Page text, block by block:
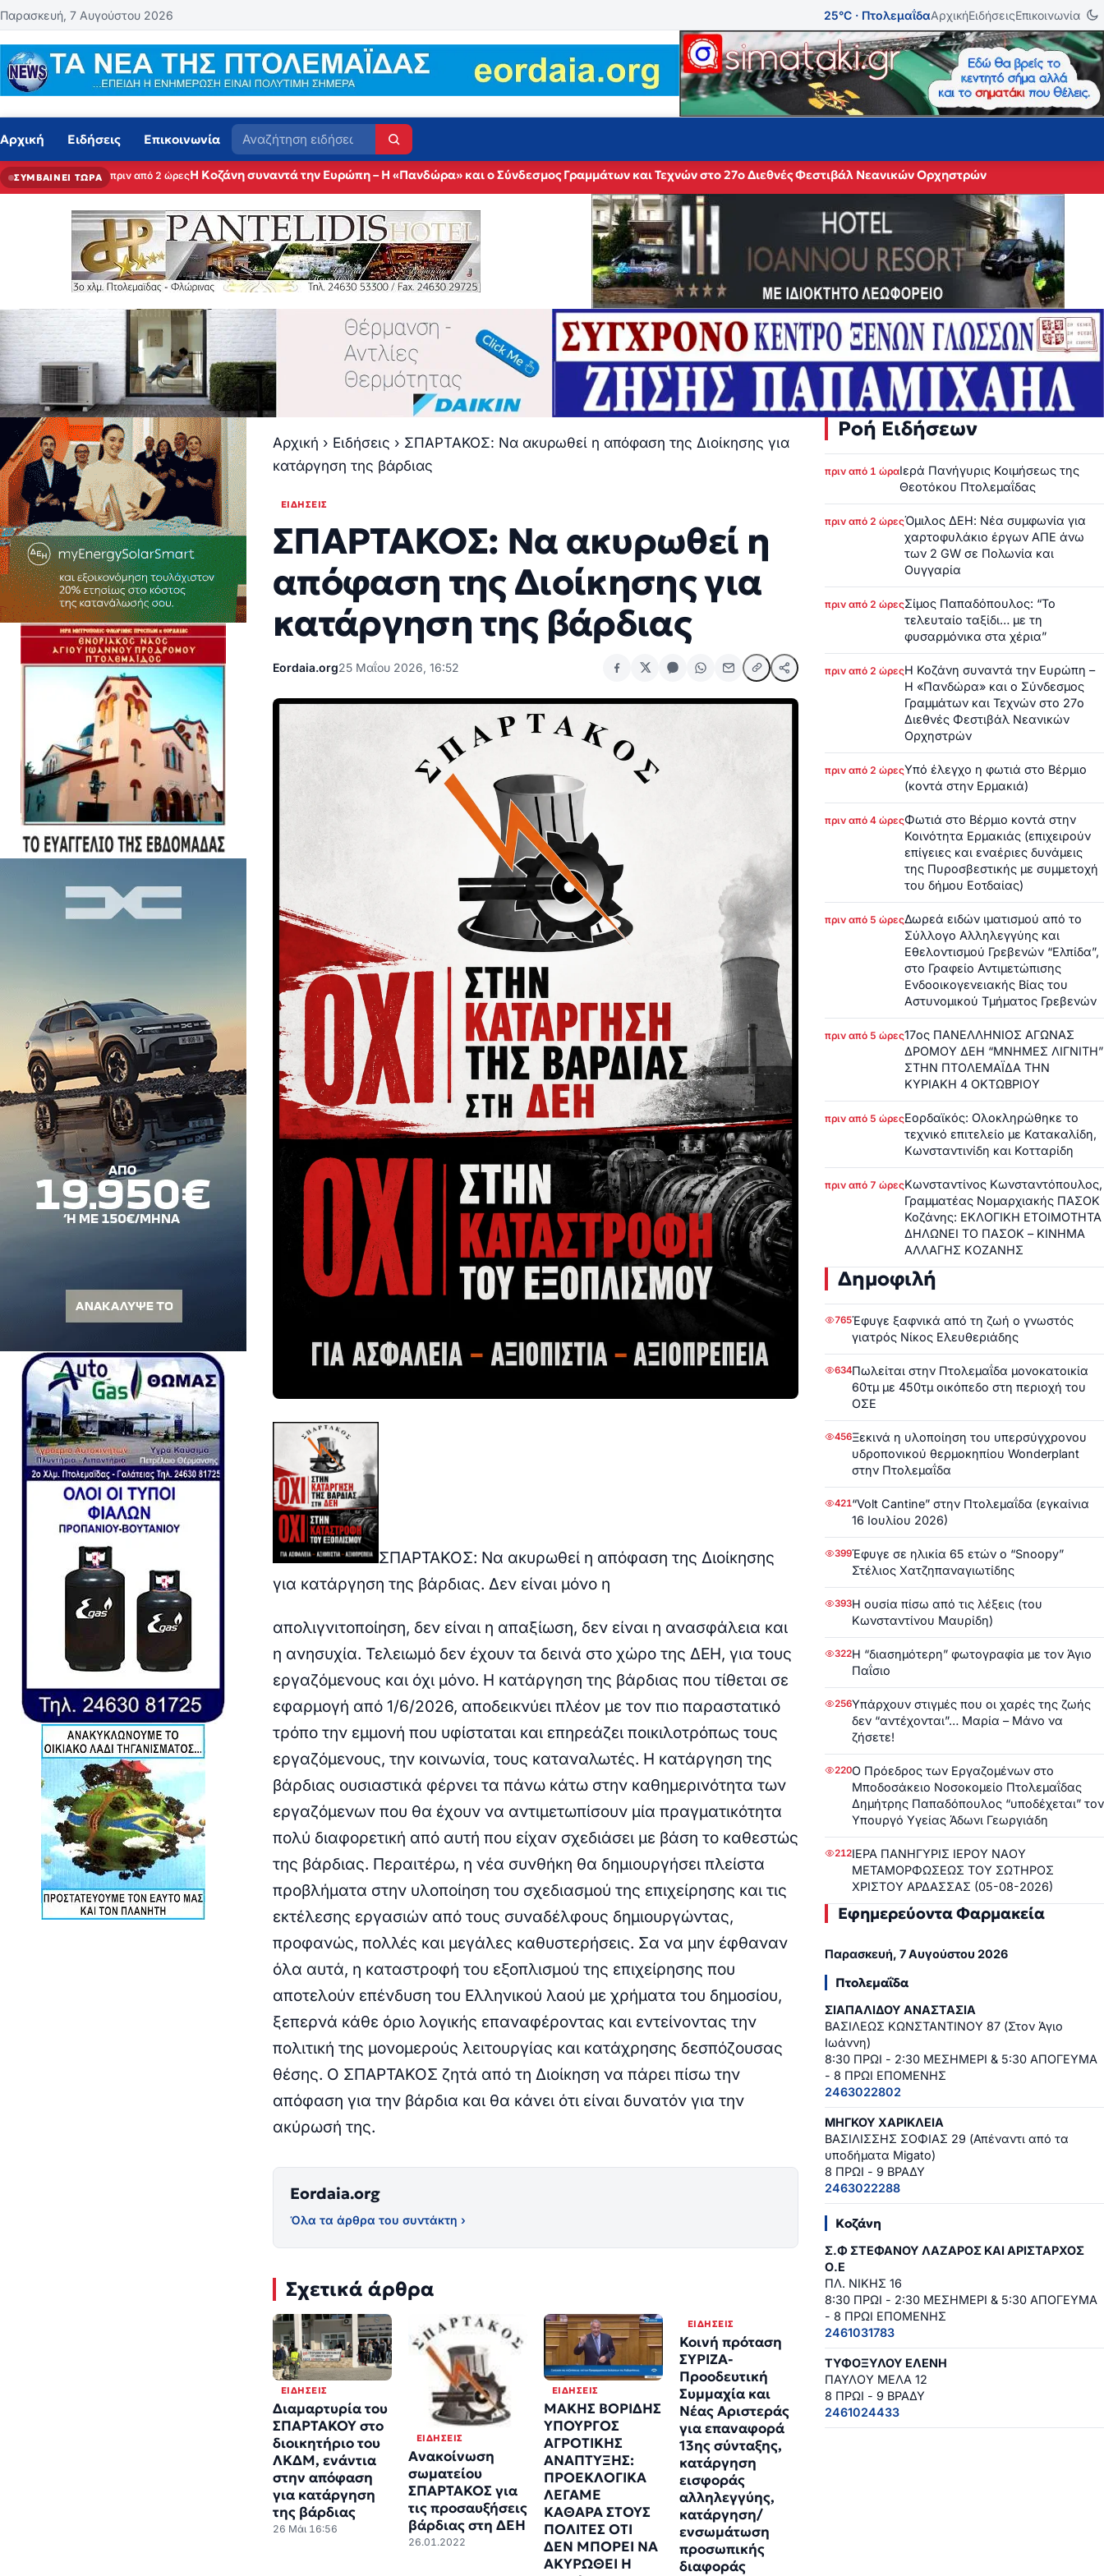
Μετάβαση στο περιεχόμενο
Παρασκευή, 7 Αυγούστου 2026 25°C · ΠτολεμαΐδαΑρχικήΕιδήσειςΕπικοινωνία
Αρχική Ειδήσεις Επικοινωνία Αναζήτηση
ΣΥΜΒΑΙΝΕΙ ΤΩΡΑ πριν από 2 ώρεςΗ Κοζάνη συναντά την Ευρώπη – Η «Πανδώρα» και ο Σύνδεσμος Γραμμάτων και Τεχνών στο 27ο Διεθνές Φεστιβάλ Νεανικών Ορχηστρών
Αρχική › Ειδήσεις › ΣΠΑΡΤΑΚΟΣ: Να ακυρωθεί η απόφαση της Διοίκησης για
κατάργηση της βάρδιας
ΕΙΔΉΣΕΙΣ
ΣΠΑΡΤΑΚΟΣ: Να ακυρωθεί η
απόφαση της Διοίκησης για
κατάργηση της βάρδιας
Eordaia.org25 Μαΐου 2026, 16:52
ΣΠΑΡΤΑΚΟΣ: Να ακυρωθεί η απόφαση της Διοίκησης
για κατάργηση της βάρδιας. Δεν είναι μόνο η
απολιγνιτοποίηση, δεν είναι η απαξίωση, δεν είναι η ανασφάλεια και
η ανησυχία. Τελειωμό δεν έχουν τα δεινά στο χώρο της ΔΕΗ, για τους
εργαζόμενους και όχι μόνο. Η κατάργηση της βάρδιας που τίθεται σε
εφαρμογή από 1/6/2026, αποδεικνύει πλέον με τον πιο παραστατικό
τρόπο την εμμονή που υφίσταται και επηρεάζει ποικιλοτρόπως τους
εργαζόμενους, την κοινωνία, τους καταναλωτές. Η κατάργηση της
βάρδιας ουσιαστικά φέρνει τα πάνω κάτω στην καθημερινότητα των
εργαζόμενων που θα έχουν να αντιμετωπίσουν μία πραγματικότητα
πολύ διαφορετική από αυτή που είχαν σχεδιάσει με βάση το καθεστώς
της βάρδιας. Περαιτέρω, η νέα συνθήκη θα δημιουργήσει πλείστα
προβλήματα στην υλοποίηση του σχεδιασμού της επιχείρησης και τις
εκτέλεσης εργασιών από τους συναδέλφους δημιουργώντας,
προφανώς, πολλές και μεγάλες καθυστερήσεις. Σα να μην έφθαναν
όλα αυτά, η καταστροφή του εξοπλισμού της επιχείρησης που
αποτελούν επένδυση του Ελληνικού λαού με χρήματα του δημοσίου,
ξεπερνά κάθε όριο λογικής επαναφέροντας και εντείνοντας την
πολιτική της μονομερούς λειτουργίας και κατάχρησης δεσπόζουσας
θέσης. Ο ΣΠΑΡΤΑΚΟΣ ζητά από τη Διοίκηση να πάρει πίσω την
απόφαση για την βάρδια και θα κάνει ότι είναι δυνατόν για την
ακύρωσή της.
Eordaia.org
Όλα τα άρθρα του συντάκτη ›
Σχετικά άρθρα
ΕΙΔΉΣΕΙΣ
Διαμαρτυρία του
ΣΠΑΡΤΑΚΟΥ στο
διοικητήριο του
ΛΚΔΜ, ενάντια
στην απόφαση
για κατάργηση
της βάρδιας
26 Μάι 16:56
ΕΙΔΉΣΕΙΣ
Ανακοίνωση
σωματείου
ΣΠΑΡΤΑΚΟΣ για
τις προσαυξήσεις
βάρδιας στη ΔΕΗ
26.01.2022
ΕΙΔΉΣΕΙΣ
ΜΑΚΗΣ ΒΟΡΙΔΗΣ
ΥΠΟΥΡΓΟΣ
ΑΓΡΟΤΙΚΗΣ
ΑΝΑΠΤΥΞΗΣ:
ΠΡΟΕΚΛΟΓΙΚΑ
ΛΕΓΑΜΕ
ΚΑΘΑΡΑ ΣΤΟΥΣ
ΠΟΛΙΤΕΣ ΟΤΙ
ΔΕΝ ΜΠΟΡΕΙ ΝΑ
ΑΚΥΡΩΘΕΙ Η
ΕΙΔΉΣΕΙΣ
Κοινή πρόταση
ΣΥΡΙΖΑ-
Προοδευτική
Συμμαχία και
Νέας Αριστεράς
για επαναφορά
13ης σύνταξης,
κατάργηση
εισφοράς
αλληλεγγύης,
κατάργηση/
ενσωμάτωση
προσωπικής
διαφοράς
Ροή Ειδήσεων
πριν από 1 ώραΙερά Πανήγυρις Κοιμήσεως της
Θεοτόκου Πτολεμαΐδας
πριν από 2 ώρεςΌμιλος ΔΕΗ: Νέα συμφωνία για
χαρτοφυλάκιο έργων ΑΠΕ άνω
των 2 GW σε Πολωνία και
Ουγγαρία
πριν από 2 ώρεςΣίμος Παπαδόπουλος: “Το
τελευταίο ταξίδι… με τη
φυσαρμόνικα στα χέρια”
πριν από 2 ώρεςΗ Κοζάνη συναντά την Ευρώπη –
Η «Πανδώρα» και ο Σύνδεσμος
Γραμμάτων και Τεχνών στο 27ο
Διεθνές Φεστιβάλ Νεανικών
Ορχηστρών
πριν από 2 ώρεςΥπό έλεγχο η φωτιά στο Βέρμιο
(κοντά στην Ερμακιά)
πριν από 4 ώρεςΦωτιά στο Βέρμιο κοντά στην
Κοινότητα Ερμακιάς (επιχειρούν
επίγειες και εναέριες δυνάμεις
της Πυροσβεστικής με συμμετοχή
του δήμου Εοτδαίας)
πριν από 5 ώρεςΔωρεά ειδών ιματισμού από το
Σύλλογο Αλληλεγγύης και
Εθελοντισμού Γρεβενών “Ελπίδα”,
στο Γραφείο Αντιμετώπισης
Ενδοοικογενειακής Βίας του
Αστυνομικού Τμήματος Γρεβενών
πριν από 5 ώρες17ος ΠΑΝΕΛΛΗΝΙΟΣ ΑΓΩΝΑΣ
ΔΡΟΜΟΥ ΔΕΗ “ΜΝΗΜΕΣ ΛΙΓΝΙΤΗ”
ΣΤΗΝ ΠΤΟΛΕΜΑΪΔΑ ΤΗΝ
ΚΥΡΙΑΚΗ 4 ΟΚΤΩΒΡΙΟΥ
πριν από 5 ώρεςΕορδαϊκός: Ολοκληρώθηκε το
τεχνικό επιτελείο με Κατακαλίδη,
Κωνσταντινίδη και Κοτταρίδη
πριν από 7 ώρεςΚωνσταντίνος Κωνσταντόπουλος,
Γραμματέας Νομαρχιακής ΠΑΣΟΚ
Κοζάνης: ΕΚΛΟΓΙΚΗ ΕΤΟΙΜΟΤΗΤΑ
ΔΗΛΩΝΕΙ ΤΟ ΠΑΣΟΚ – ΚΙΝΗΜΑ
ΑΛΛΑΓΗΣ ΚΟΖΑΝΗΣ
Δημοφιλή
765Έφυγε ξαφνικά από τη ζωή ο γνωστός
γιατρός Νίκος Ελευθεριάδης
634Πωλείται στην Πτολεμαΐδα μονοκατοικία
60τμ με 450τμ οικόπεδο στη περιοχή του
ΟΣΕ
456Ξεκινά η υλοποίηση του υπερσύγχρονου
υδροπονικού θερμοκηπίου Wonderplant
στην Πτολεμαΐδα
421“Volt Cantine” στην Πτολεμαΐδα (εγκαίνια
16 Ιουλίου 2026)
399Έφυγε σε ηλικία 65 ετών ο “Snoopy”
Στέλιος Χατζηπαναγιωτίδης
393Η ουσία πίσω από τις λέξεις (του
Κωνσταντίνου Μαυρίδη)
322Η “διασημότερη” φωτογραφία με τον Άγιο
Παΐσιο
256Υπάρχουν στιγμές που οι χαρές της ζωής
δεν “αντέχονται”… Μαρία – Μάνο να
ζήσετε!
220Ο Πρόεδρος των Εργαζομένων στο
Μποδοσάκειο Νοσοκομείο Πτολεμαΐδας
Δημήτρης Παπαδόπουλος “υποδέχεται” τον
Υπουργό Υγείας Άδωνι Γεωργιάδη
212ΙΕΡΑ ΠΑΝΗΓΥΡΙΣ ΙΕΡΟΥ ΝΑΟΥ
ΜΕΤΑΜΟΡΦΩΣΕΩΣ ΤΟΥ ΣΩΤΗΡΟΣ
ΧΡΙΣΤΟΥ ΑΡΔΑΣΣΑΣ (05-08-2026)
Εφημερεύοντα Φαρμακεία
Παρασκευή, 7 Αυγούστου 2026
Πτολεμαΐδα
ΣΙΑΠΑΛΙΔΟΥ ΑΝΑΣΤΑΣΙΑ
ΒΑΣΙΛΕΩΣ ΚΩΝΣΤΑΝΤΙΝΟΥ 87 (Στον Άγιο
Ιωάννη)
8:30 ΠΡΩΙ - 2:30 ΜΕΣΗΜΕΡΙ & 5:30 ΑΠΟΓΕΥΜΑ
- 8 ΠΡΩΙ ΕΠΟΜΕΝΗΣ
2463022802
ΜΗΓΚΟΥ ΧΑΡΙΚΛΕΙΑ
ΒΑΣΙΛΙΣΣΗΣ ΣΟΦΙΑΣ 29 (Απέναντι από τα
υποδήματα Migato)
8 ΠΡΩΙ - 9 ΒΡΑΔΥ
2463022288
Κοζάνη
Σ.Φ ΣΤΕΦΑΝΟΥ ΛΑΖΑΡΟΣ ΚΑΙ ΑΡΙΣΤΑΡΧΟΣ
Ο.Ε
ΠΛ. ΝΙΚΗΣ 16
8:30 ΠΡΩΙ - 2:30 ΜΕΣΗΜΕΡΙ & 5:30 ΑΠΟΓΕΥΜΑ
- 8 ΠΡΩΙ ΕΠΟΜΕΝΗΣ
2461031783
ΤΥΦΟΞΥΛΟΥ ΕΛΕΝΗ
ΠΑΥΛΟΥ ΜΕΛΑ 12
8 ΠΡΩΙ - 9 ΒΡΑΔΥ
2461024433